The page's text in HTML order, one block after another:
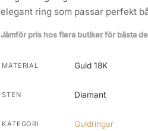
elegant ring som passar perfekt
Jämför pris hos flera butiker för bästa
MATERIAL Guld 18K
STEN Diamant
KATEGORI Guldringar